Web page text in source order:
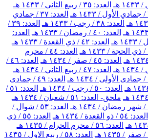
هـ
العدد: ٣٥ / ربيع الثاني / ١٤٣٣ هـ
العدد: ٣٧ / جمادي
العدد: ٣٨ / رجب / ١٤٣٣ هـ
العدد: ٣٩ /
العدد: ٤٠ / رمضان / ١٤٣٣ هـ
العدد:
العدد: ٤٢ / ذي القعدة / ١٤٣٣ هـ
العدد: ٤٤ / محرم
العدد: ٤٥ / صفر / ١٤٣٤ هـ
العدد: ٤٦ /
هـ
العدد: ٤٧ / ربيع الثاني / ١٤٣٤ هـ
العدد: ٤٩ / جمادى
العدد: ٥٠ / رجب / ١٤٣٤ هـ
العدد: ٥١ /
ملحق- العدد: ٥١ / شعبان / ١٤٣٤ هـ
العدد: ٥٣ / شوال /
العدد: ٥٤ / ذو القعدة / ١٤٣٤ هـ
العدد: ٥٥ / ذي
العدد: ٥٦ / محرم الحرام / ١٤٣٥ هـ
العدد: ٥٨ / ربيع الاول / ١٤٣٥